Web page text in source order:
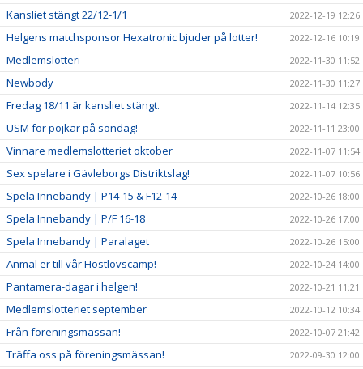
Kansliet stängt 22/12-1/1 2022-12-19 12:26
Helgens matchsponsor Hexatronic bjuder på lotter! 2022-12-16 10:19
Medlemslotteri 2022-11-30 11:52
Newbody 2022-11-30 11:27
Fredag 18/11 är kansliet stängt. 2022-11-14 12:35
USM för pojkar på söndag! 2022-11-11 23:00
Vinnare medlemslotteriet oktober 2022-11-07 11:54
Sex spelare i Gävleborgs Distriktslag! 2022-11-07 10:56
Spela Innebandy | P14-15 & F12-14 2022-10-26 18:00
Spela Innebandy | P/F 16-18 2022-10-26 17:00
Spela Innebandy | Paralaget 2022-10-26 15:00
Anmäl er till vår Höstlovscamp! 2022-10-24 14:00
Pantamera-dagar i helgen! 2022-10-21 11:21
Medlemslotteriet september 2022-10-12 10:34
Från föreningsmässan! 2022-10-07 21:42
Träffa oss på föreningsmässan! 2022-09-30 12:00